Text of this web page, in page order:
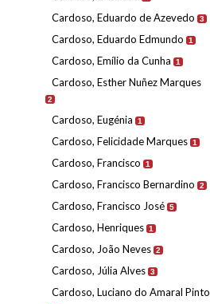
Cardoso, Eduardo de Azevedo 3
Cardoso, Eduardo Edmundo 1
Cardoso, Emílio da Cunha 1
Cardoso, Esther Nuñez Marques
2
Cardoso, Eugénia 1
Cardoso, Felicidade Marques 1
Cardoso, Francisco 1
Cardoso, Francisco Bernardino 2
Cardoso, Francisco José 5
Cardoso, Henriques 1
Cardoso, João Neves 2
Cardoso, Júlia Alves 3
Cardoso, Luciano do Amaral Pinto